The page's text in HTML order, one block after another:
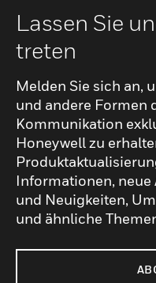
Lassen Sie
treten
Melden Sie sich an,
und andere Formen
Kommunikation
Honeywell zu
Informationen, neue
und Neuigkeiten,
und ähnliche